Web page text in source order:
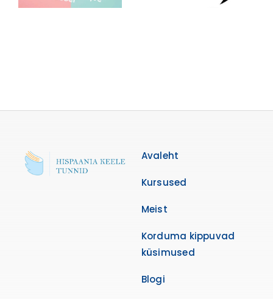
Avaleht
Kursused
Meist
Korduma kippuvad
küsimused
Blogi